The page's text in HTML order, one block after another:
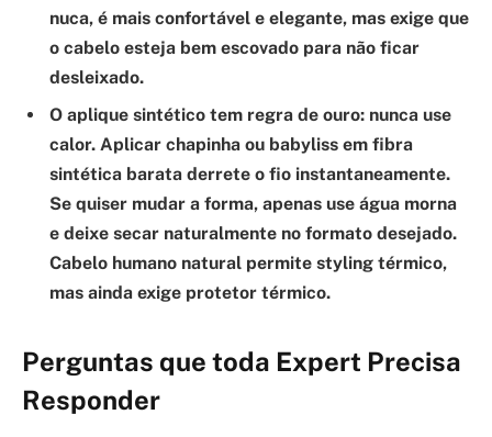
nuca, é mais confortável e elegante, mas exige que
o cabelo esteja bem escovado para não ficar
desleixado.
O aplique sintético tem regra de ouro: nunca use
calor. Aplicar chapinha ou babyliss em fibra
sintética barata derrete o fio instantaneamente.
Se quiser mudar a forma, apenas use água morna
e deixe secar naturalmente no formato desejado.
Cabelo humano natural permite styling térmico,
mas ainda exige protetor térmico.
Perguntas que toda Expert Precisa
Responder